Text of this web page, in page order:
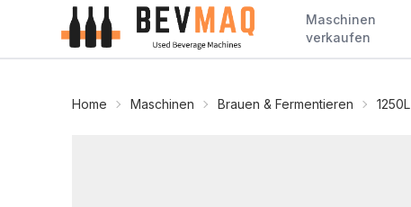
Maschinen
verkaufen
Home Maschinen Brauen & Fermentieren 1250L